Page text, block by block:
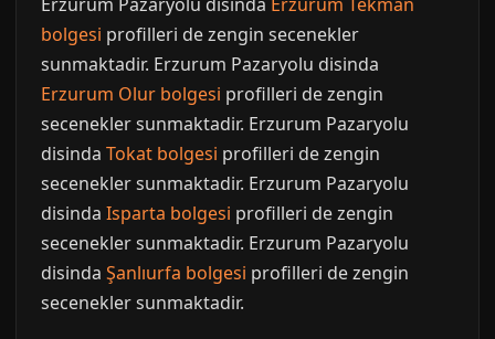
bolgesi profilleri de zengin secenekler
sunmaktadir. Erzurum Pazaryolu disinda
Erzurum Olur bolgesi profilleri de zengin
secenekler sunmaktadir. Erzurum Pazaryolu
disinda Tokat bolgesi profilleri de zengin
secenekler sunmaktadir. Erzurum Pazaryolu
disinda Isparta bolgesi profilleri de zengin
secenekler sunmaktadir. Erzurum Pazaryolu
disinda Şanlıurfa bolgesi profilleri de zengin
secenekler sunmaktadir.